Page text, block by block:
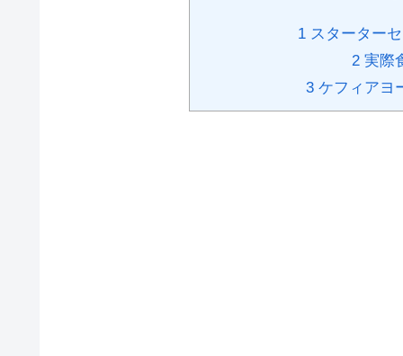
1 スターター
2実際
3ケフィアヨ